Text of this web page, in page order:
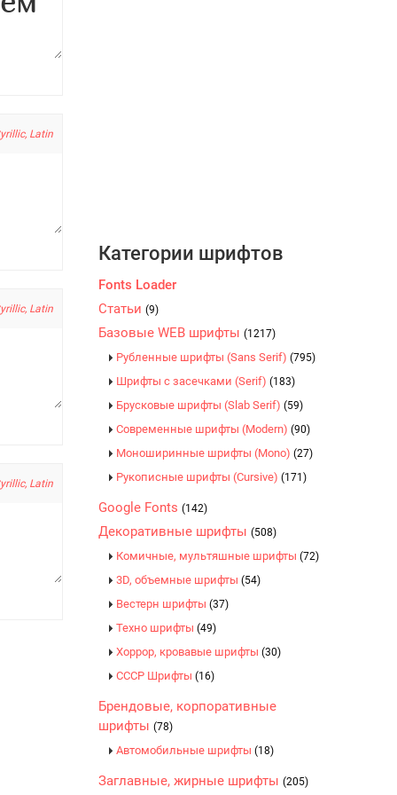
Latin
Latin
Latin
Категории шрифтов
Fonts Loader
Статьи (9)
Базовые WEB шрифты (1217)
Рубленные шрифты (Sans Serif) (795)
Шрифты с засечками (Serif) (183)
Брусковые шрифты (Slab Serif) (59)
Современные шрифты (Modern) (90)
Моноширинные шрифты (Mono) (27)
Рукописные шрифты (Cursive) (171)
Google Fonts (142)
Декоративные шрифты (508)
Комичные, мультяшные шрифты (72)
3D, объемные шрифты (54)
Вестерн шрифты (37)
Техно шрифты (49)
Хоррор, кровавые шрифты (30)
CCCР Шрифты (16)
Брендовые, корпоративные
шрифты (78)
Автомобильные шрифты (18)
Заглавные, жирные шрифты (205)